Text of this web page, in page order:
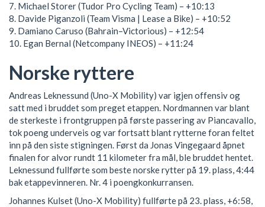
7. Michael Storer (Tudor Pro Cycling Team) – +10:13
8. Davide Piganzoli (Team Visma | Lease a Bike) – +10:52
9. Damiano Caruso (Bahrain–Victorious) – +12:54
10. Egan Bernal (Netcompany INEOS) – +11:24
Norske ryttere
Andreas Leknessund (Uno-X Mobility) var igjen offensiv og
satt med i bruddet som preget etappen. Nordmannen var blant
de sterkeste i frontgruppen på første passering av Piancavallo,
tok poeng underveis og var fortsatt blant rytterne foran feltet
inn på den siste stigningen. Først da Jonas Vingegaard åpnet
finalen for alvor rundt 11 kilometer fra mål, ble bruddet hentet.
Leknessund fullførte som beste norske rytter på 19. plass, 4:44
bak etappevinneren. Nr. 4 i poengkonkurransen.
Johannes Kulset (Uno-X Mobility) fullførte på 23. plass, +6:58,